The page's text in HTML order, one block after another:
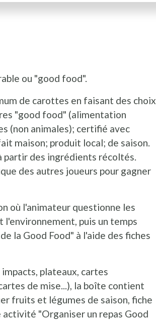
ou "good food".
de carottes en faisant des choix
"good food" (alimentation
(non animales); certifié avec
maison; produit local; de saison.
partir des ingrédients récoltés.
des autres joueurs pour gagner
où l'animateur questionne les
puis un temps
la Good Food" à l'aide des fiches
plateaux, cartes
de mise...), la boîte contient
fruits et légumes de saison, fiche
"Organiser un repas Good